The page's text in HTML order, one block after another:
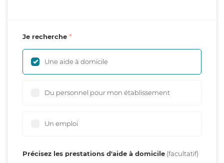
Je recherche
Une aide à domicile
Du personnel pour mon établissement
Un emploi
Précisez les prestations d'aide à domicile